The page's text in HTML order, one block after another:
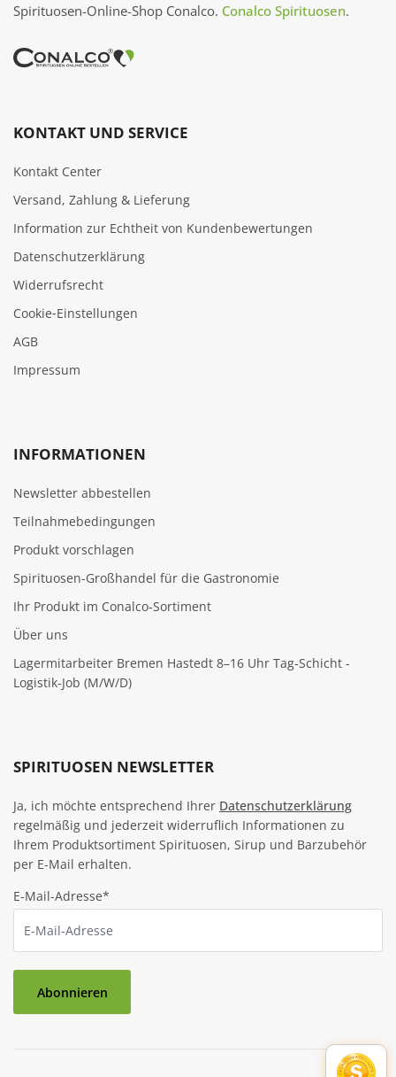
Spirituosen-Online-Shop Conalco. Conalco Spirituosen.
KONTAKT UND SERVICE
Kontakt Center
Versand, Zahlung & Lieferung
Information zur Echtheit von Kundenbewertungen
Datenschutzerklärung
Widerrufsrecht
Cookie‑Einstellungen
AGB
Impressum
INFORMATIONEN
Newsletter abbestellen
Teilnahmebedingungen
Produkt vorschlagen
Spirituosen-Großhandel für die Gastronomie
Ihr Produkt im Conalco-Sortiment
Über uns
Lagermitarbeiter Bremen Hastedt 8–16 Uhr Tag-Schicht -
Logistik-Job (M/W/D)
SPIRITUOSEN NEWSLETTER
Ja, ich möchte entsprechend Ihrer Datenschutzerklärung
regelmäßig und jederzeit widerruflich Informationen zu
Ihrem Produktsortiment Spirituosen, Sirup und Barzubehör
per E-Mail erhalten.
E-Mail-Adresse*
Abonnieren